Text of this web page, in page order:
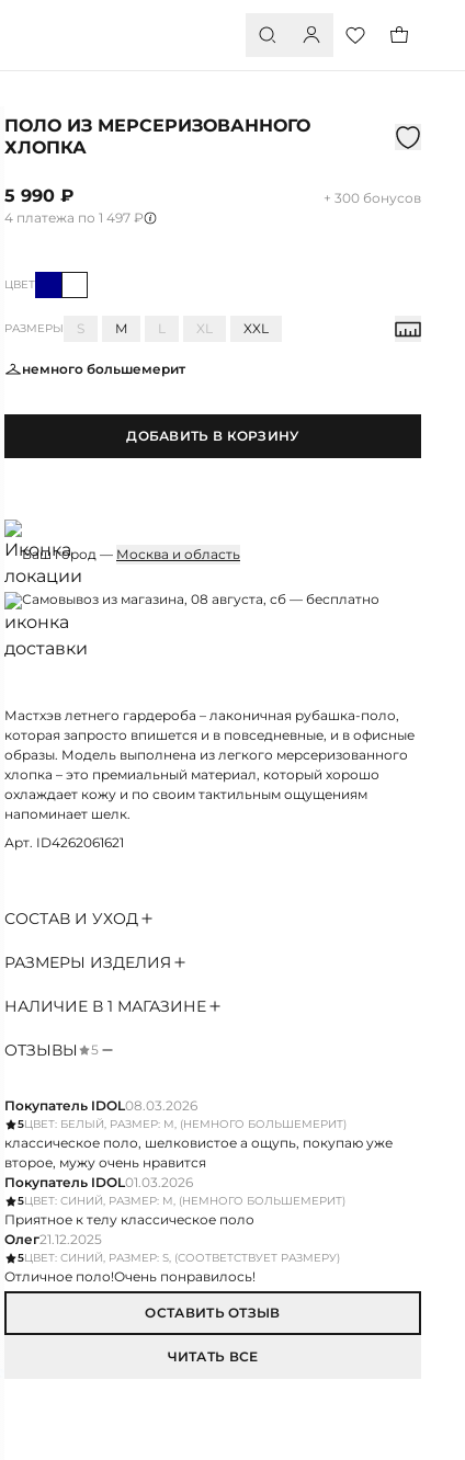
ПОЛО ИЗ МЕРСЕРИЗОВАННОГО
ХЛОПКА
5 990 ₽
+ 300 бонусов
4 платежа по 1 497 ₽
ЦВЕТ
РАЗМЕРЫ S M L XL XXL
немного большемерит
ДОБАВИТЬ В КОРЗИНУ
Ваш город — Москва и область
Самовывоз из магазина, 08 августа, сб — бесплатно
Мастхэв летнего гардероба – лаконичная рубашка-поло,
которая запросто впишется и в повседневные, и в офисные
образы. Модель выполнена из легкого мерсеризованного
хлопка – это премиальный материал, который хорошо
охлаждает кожу и по своим тактильным ощущениям
напоминает шелк.
Арт. ID4262061621
СОСТАВ И УХОД
РАЗМЕРЫ ИЗДЕЛИЯ
НАЛИЧИЕ В 1 МАГАЗИНЕ
ОТЗЫВЫ 5
Покупатель IDOL08.03.2026
5ЦВЕТ: БЕЛЫЙ, РАЗМЕР: M, (НЕМНОГО БОЛЬШЕМЕРИТ)
классическое поло, шелковистое а ощупь, покупаю уже
второе, мужу очень нравится
Покупатель IDOL01.03.2026
5ЦВЕТ: СИНИЙ, РАЗМЕР: M, (НЕМНОГО БОЛЬШЕМЕРИТ)
Приятное к телу классическое поло
Олег21.12.2025
5ЦВЕТ: СИНИЙ, РАЗМЕР: S, (СООТВЕТСТВУЕТ РАЗМЕРУ)
Отличное поло!Очень понравилось!
ОСТАВИТЬ ОТЗЫВ
ЧИТАТЬ ВСЕ